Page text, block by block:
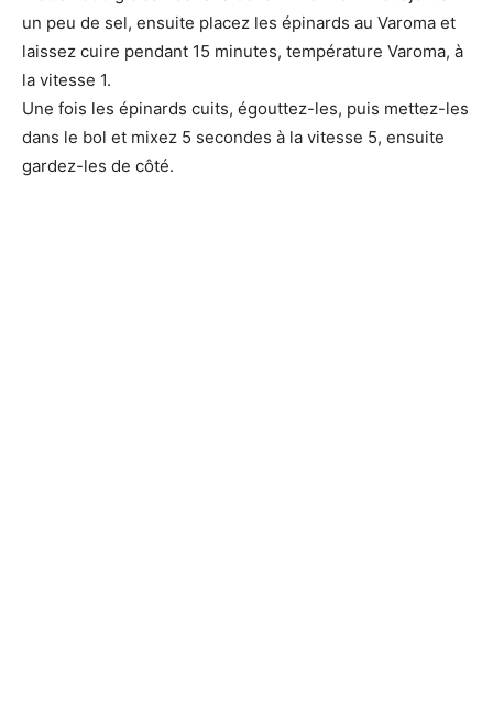
un peu de sel, ensuite placez les épinards au Varoma et
laissez cuire pendant 15 minutes, température Varoma, à
la vitesse 1.
Une fois les épinards cuits, égouttez-les, puis mettez-les
dans le bol et mixez 5 secondes à la vitesse 5, ensuite
gardez-les de côté.